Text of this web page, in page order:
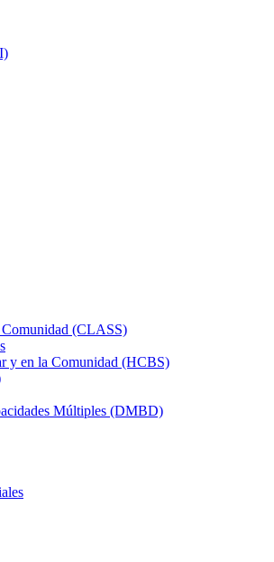
(CLASS)
y en la Comunidad (HCBS)
Múltiples (DMBD)